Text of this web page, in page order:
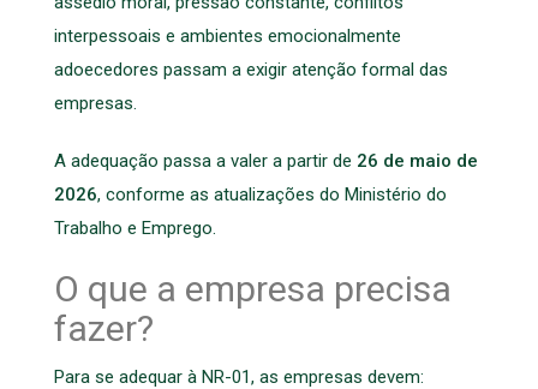
interpessoais e ambientes emocionalmente
adoecedores passam a exigir atenção formal das
empresas.
A adequação passa a valer a partir de 26 de maio de
2026, conforme as atualizações do Ministério do
Trabalho e Emprego.
O que a empresa precisa
fazer?
Para se adequar à NR-01, as empresas devem: